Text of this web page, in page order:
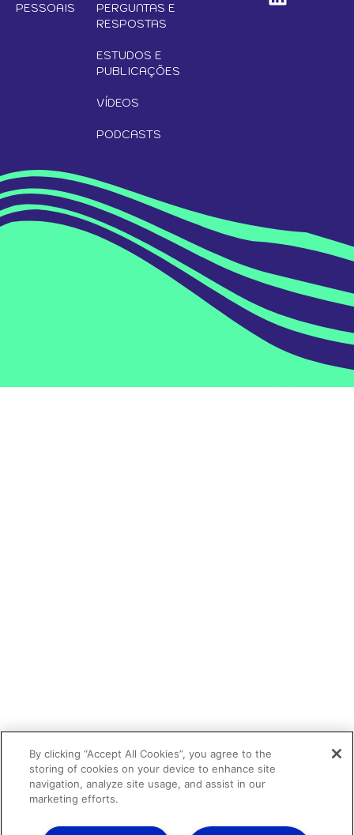
PESSOAIS
PERGUNTAS E
RESPOSTAS
ESTUDOS E
PUBLICAÇÕES
VÍDEOS
PODCASTS
By clicking “Accept All Cookies”, you agree to the
storing of cookies on your device to enhance site
navigation, analyze site usage, and assist in our
marketing efforts.